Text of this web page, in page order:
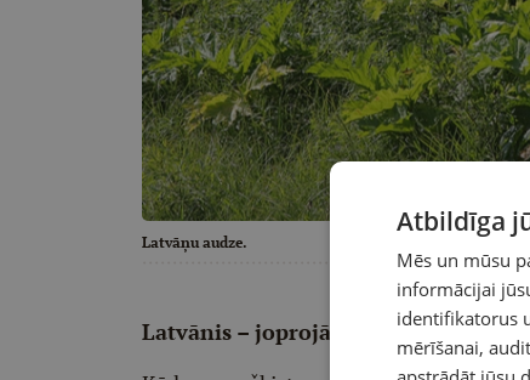
Latvāņu audze.
Latvānis – joprojām invazīvs
Atbildīga
Mēs un mūsu
informācijai
identifikatorus
mērīšanai,